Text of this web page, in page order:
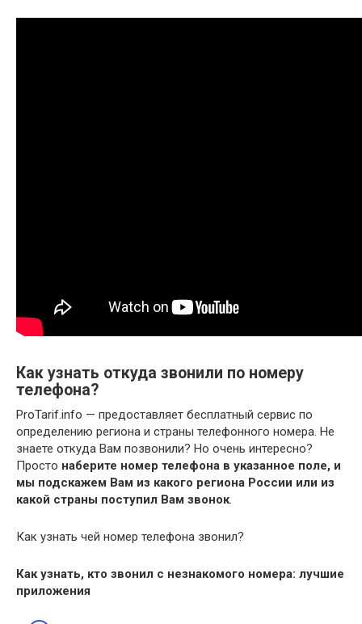
Как узнать откуда звонили по номеру
телефона?
ProTarif.info — предоставляет бесплатный сервис по
определению региона и страны телефонного номера. Не
знаете откуда Вам позвонили? Но очень интересно?
Просто наберите номер телефона в указанное поле, и
мы подскажем Вам из какого региона России или из
какой страны поступил Вам звонок
Как узнать чей номер телефона звонил?
Как узнать, кто звонил с незнакомого номера: лучшие
приложения